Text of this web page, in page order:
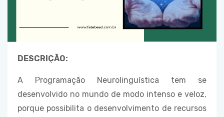
DESCRIÇÃO:
A Programação Neurolinguística tem se
desenvolvido no mundo de modo intenso e veloz,
porque possibilita o desenvolvimento de recursos